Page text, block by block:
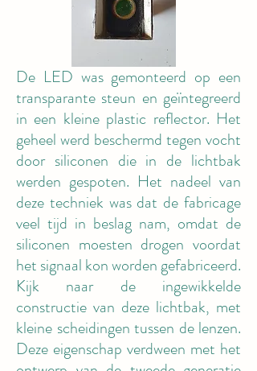
De LED was gemonteerd op een
transparante steun en geïntegreerd
in een kleine plastic reflector. Het
geheel werd beschermd tegen vocht
door siliconen die in de lichtbak
werden gespoten. Het nadeel van
deze techniek was dat de fabricage
veel tijd in beslag nam, omdat de
siliconen moesten drogen voordat
het signaal kon worden gefabriceerd.
Kijk naar de ingewikkelde
constructie van deze lichtbak, met
kleine scheidingen tussen de lenzen.
Deze eigenschap verdween met het